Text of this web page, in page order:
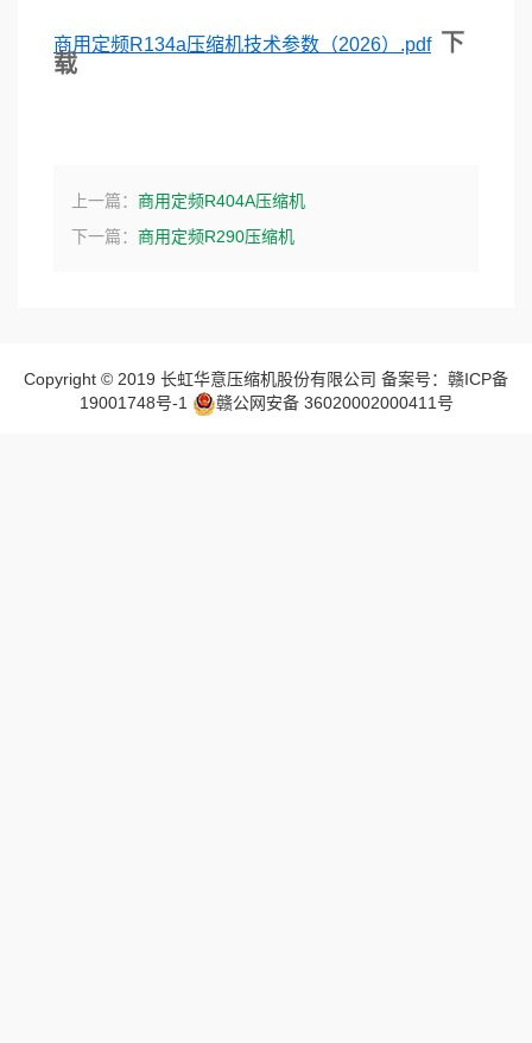
商用定频R134a压缩机技术参数（2026）.pdf 下
载
上一篇： 商用定频R404A压缩机
下一篇： 商用定频R290压缩机
Copyright © 2019 长虹华意压缩机股份有限公司 备案号：赣ICP备
19001748号-1
赣公网安备 36020002000411号